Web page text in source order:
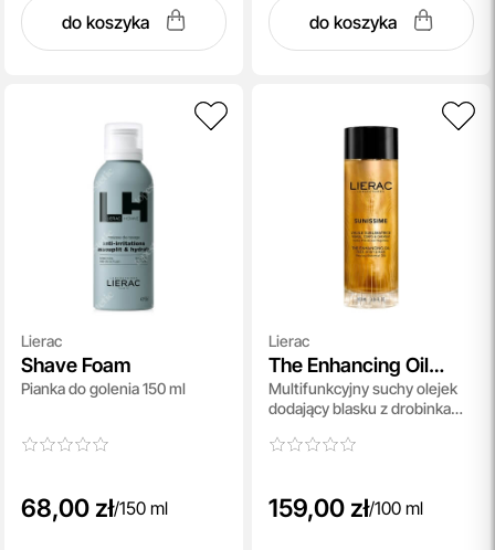
do koszyka do koszyka
Lierac
Shave Foam
Pianka do golenia 150 ml
68,00 zł/150 ml
Lierac
The Enhancing Oil
Face Body And Hair
Multifunkcyjny suchy olejek
dodający blasku z drobinkami
159,00 zł/100 ml